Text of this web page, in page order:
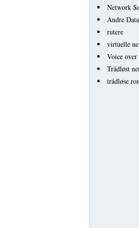
Network
Andre
rutere
virtuelle
Voice
Trådløst
trådløse